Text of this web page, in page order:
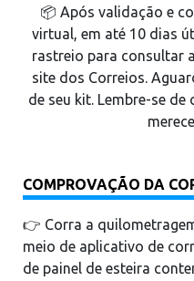
📦 Após validação e
virtual, em até 10 dias
rastreio para consultar
site dos Correios.
de seu kit. Lembre-se
COMPROVAÇÃO DA
👉 Corra a
meio de aplicativo de
de painel de esteira